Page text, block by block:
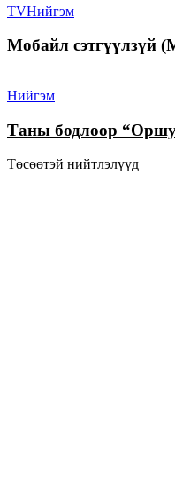
TVНийгэм
Мобайл сэтгүүлзүй
Нийгэм
Таны бодлоор
Төсөөтэй нийтлэлүүд